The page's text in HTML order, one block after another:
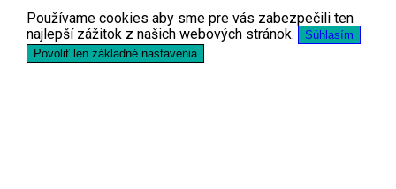
Používame cookies aby sme pre vás zabezpečili ten
najlepší zážitok z našich webových stránok.
Súhlasím
Povoliť len základné nastavenia